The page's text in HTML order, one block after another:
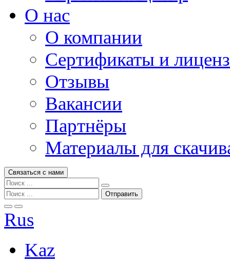
О нас
О компании
Сертификаты и
Отзывы
Вакансии
Партнёры
Материалы для
Связаться с нами
Rus
Kaz